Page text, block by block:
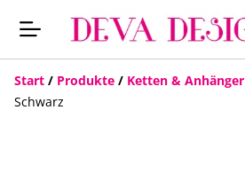
Start / Produkte / Ketten & Anhänger
Schwarz